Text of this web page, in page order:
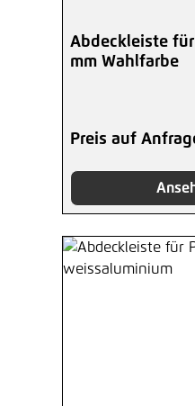
Abdeckleiste für
mm Wahlfarbe
Preis auf